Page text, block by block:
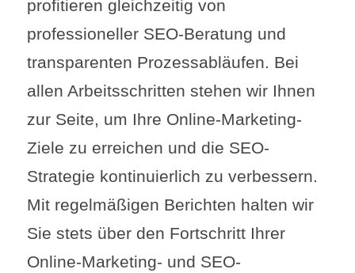
profitieren gleichzeitig von
professioneller SEO-Beratung und
transparenten Prozessabläufen. Bei
allen Arbeitsschritten stehen wir Ihnen
zur Seite, um Ihre Online-Marketing-
Ziele zu erreichen und die SEO-
Strategie kontinuierlich zu verbessern.
Mit regelmäßigen Berichten halten wir
Sie stets über den Fortschritt Ihrer
Online-Marketing- und SEO-